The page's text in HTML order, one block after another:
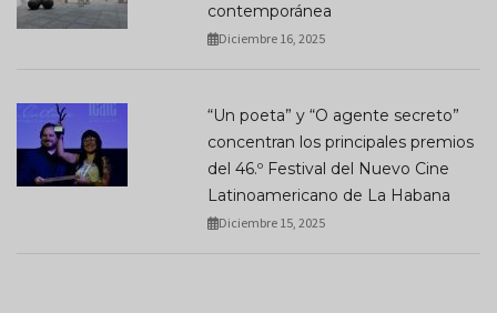
contemporánea
Diciembre 16, 2025
“Un poeta” y “O agente secreto”
concentran los principales premios
del 46.º Festival del Nuevo Cine
Latinoamericano de La Habana
Diciembre 15, 2025